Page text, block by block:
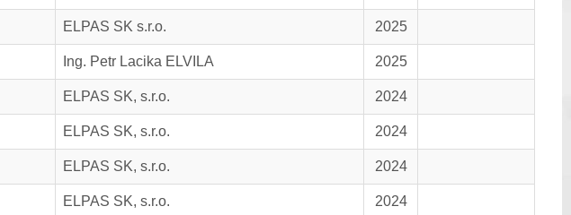
ELPAS SK s.r.o. 2025
Ing. Petr Lacika ELVILA 2025
ELPAS SK, s.r.o. 2024
ELPAS SK, s.r.o. 2024
ELPAS SK, s.r.o. 2024
ELPAS SK, s.r.o. 2024